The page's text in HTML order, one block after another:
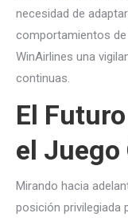
necesidad de
comportamientos
WinAirlines una
continuas.
El
el Juego
Mirando hacia
posición privilegiada